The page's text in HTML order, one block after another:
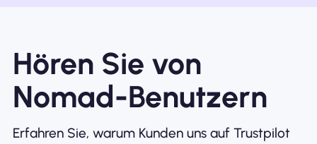
Hören Sie von
Nomad-Benutzern
Erfahren Sie, warum Kunden uns auf Trustpilot